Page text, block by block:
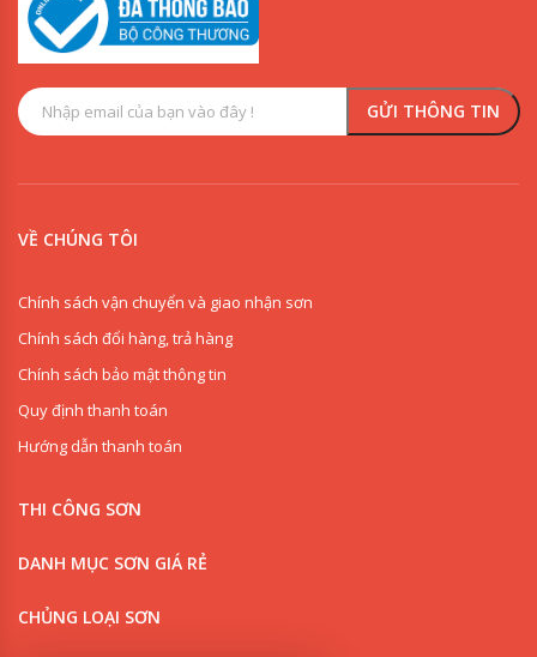
VỀ CHÚNG TÔI
Chính sách vận chuyển và giao nhận sơn
Chính sách đổi hàng, trả hàng
Chính sách bảo mật thông tin
Quy định thanh toán
Hướng dẫn thanh toán
THI CÔNG SƠN
DANH MỤC SƠN GIÁ RẺ
CHỦNG LOẠI SƠN
0918342277